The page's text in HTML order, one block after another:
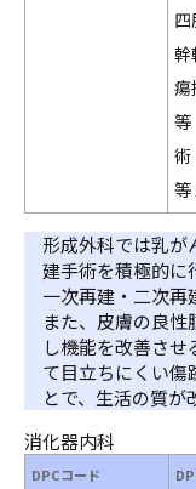
幹
瘍
術
等
形成外科では乳が
建手術を積極的に
一次再建・二次再
また、皮膚の良
し機能を改善さ
て目立ちにくい傷
とで、生活の質が
消化器内科
DPCコード